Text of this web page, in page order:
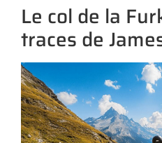
Le col de la
traces de